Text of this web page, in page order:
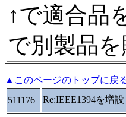
↑で適合品
で別製品
▲このページのトップに戻
511176
Re:IEEE1394を増